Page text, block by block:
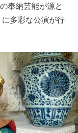
奉納芸能が源と
に多彩な公演が行